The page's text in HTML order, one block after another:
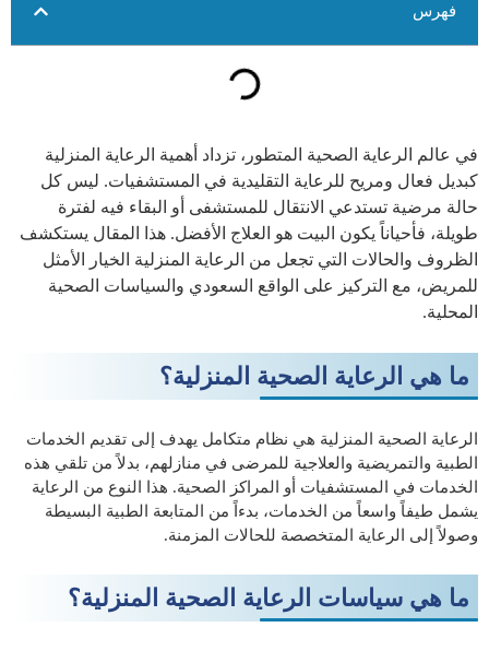
فهرس
في عالم الرعاية الصحية المتطور، تزداد أهمية الرعاية المنزلية
كبديل فعال ومريح للرعاية التقليدية في المستشفيات. ليس كل
حالة مرضية تستدعي الانتقال للمستشفى أو البقاء فيه لفترة
طويلة، فأحياناً يكون البيت هو العلاج الأفضل. هذا المقال يستكشف
الظروف والحالات التي تجعل من الرعاية المنزلية الخيار الأمثل
للمريض، مع التركيز على الواقع السعودي والسياسات الصحية
المحلية.
ما هي الرعاية الصحية المنزلية؟
الرعاية الصحية المنزلية هي نظام متكامل يهدف إلى تقديم الخدمات
الطبية والتمريضية والعلاجية للمرضى في منازلهم، بدلاً من تلقي هذه
الخدمات في المستشفيات أو المراكز الصحية. هذا النوع من الرعاية
يشمل طيفاً واسعاً من الخدمات، بدءاً من المتابعة الطبية البسيطة
وصولاً إلى الرعاية المتخصصة للحالات المزمنة.
ما هي سياسات الرعاية الصحية المنزلية؟